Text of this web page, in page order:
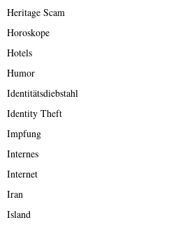
Heritage Scam
Horoskope
Hotels
Humor
Identitätsdiebstahl
Identity Theft
Impfung
Internes
Internet
Iran
Island